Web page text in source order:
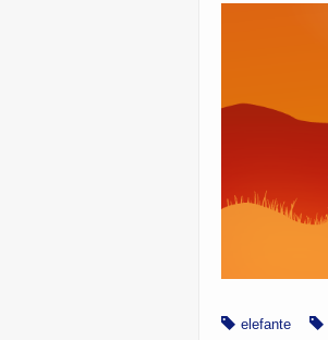
elefante